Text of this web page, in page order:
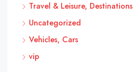
Travel & Leisure, Destinations
Uncategorized
Vehicles, Cars
vip